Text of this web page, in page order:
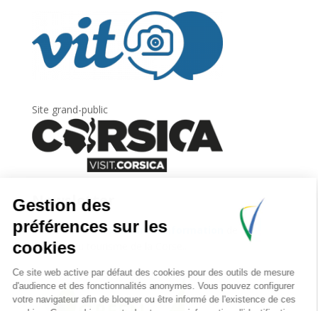
Site grand-public
Newsletter
Inscrivez-vous à la lettre d’information
l’Agence du tourisme de la Corse.